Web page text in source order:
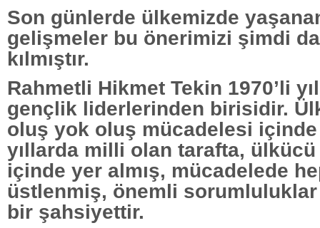
Son günlerde ülkemizde
gelişmeler bu önerimizi şimdi
kılmıştır.
Rahmetli Hikmet Tekin 1970’li
gençlik liderlerinden birisidir.
oluş yok oluş mücadelesi
yıllarda milli olan tarafta,
içinde yer almış, mücadelede
üstlenmiş, önemli sorumluluklar
bir şahsiyettir.